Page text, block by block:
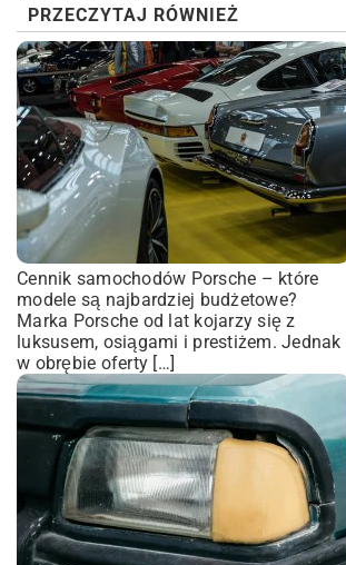
PRZECZYTAJ RÓWNIEŻ
Cennik samochodów Porsche – które
modele są najbardziej budżetowe?
Marka Porsche od lat kojarzy się z
luksusem, osiągami i prestiżem. Jednak
w obrębie oferty […]